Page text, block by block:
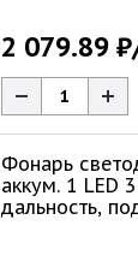
2 079.89 ₽
Фонарь
аккум. 1 LED
дальность,